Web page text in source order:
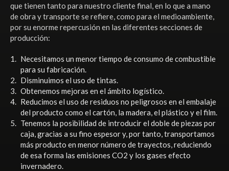
que tienen tanto para nuestro cliente final, en lo que a mano
de obra y transporte se refiere, como para el medioambiente,
por su enorme repercusión en las diferentes secciones de
producción:
Necesitamos un menor tiempo de consumo de combustible
para su fabricación.
Disminuimos el uso de tintas.
Obtenemos mejoras en el ámbito logístico.
Reducimos el uso de residuos no peligrosos en el embalaje
del producto como el cartón, la madera, el plástico y el film.
Tenemos la posibilidad de introducir el doble de piezas por
caja, gracias a su fino espesor y, por tanto, transportamos
más producto en menor número de trayectos, reduciendo
de esa forma las emisiones CO2 y los gases efecto
invernadero.